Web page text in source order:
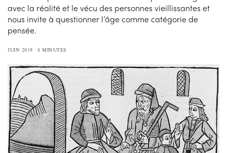
avec la réalité et le vécu des personnes vieillissantes et
nous invite à questionner l’âge comme catégorie de
pensée.
JUIN 2019 8 MINUTES